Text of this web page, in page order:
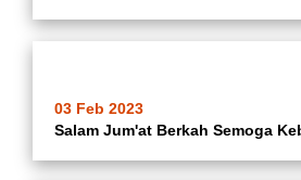
03 Feb 2023